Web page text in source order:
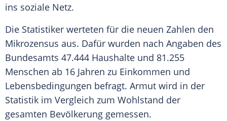
ins soziale Netz.
Die Statistiker werteten für die neuen Zahlen den
Mikrozensus aus. Dafür wurden nach Angaben des
Bundesamts 47.444 Haushalte und 81.255
Menschen ab 16 Jahren zu Einkommen und
Lebensbedingungen befragt. Armut wird in der
Statistik im Vergleich zum Wohlstand der
gesamten Bevölkerung gemessen.